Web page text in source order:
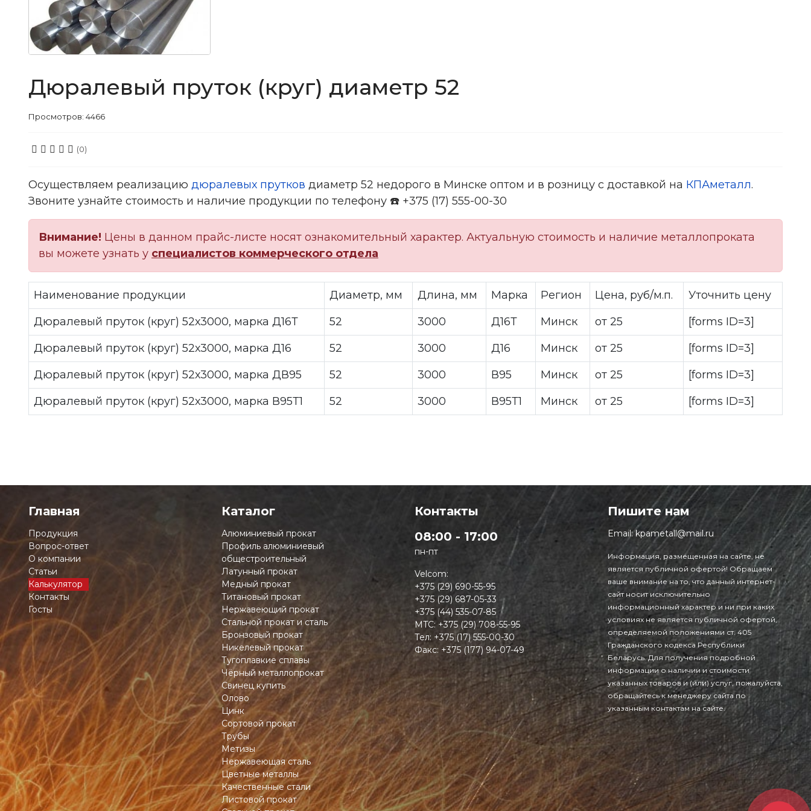
Дюралевый пруток (круг) диаметр 52
Просмотров: 4466
(0)
Осуществляем реализацию дюралевых прутков диаметр 52 недорого в Минске оптом и в розницу с доставкой на КПАметалл.
Звоните узнайте стоимость и наличие продукции по телефону ☎️ +375 (17) 555-00-30
Внимание! Цены в данном прайс-листе носят ознакомительный характер. Актуальную стоимость и наличие металлопроката
вы можете узнать у специалистов коммерческого отдела
Наименование продукции Диаметр, мм Длина, мм Марка Регион Цена, руб/м.п.
Уточнить цену
Дюралевый пруток (круг) 52х3000, марка Д16Т
52 3000 Д16Т Минск от 25
[forms ID=3]
Дюралевый пруток (круг) 52х3000, марка Д16
52 3000 Д16 Минск от 25
[forms ID=3]
Дюралевый пруток (круг) 52х3000, марка ДВ95
52 3000 В95 Минск от 25
[forms ID=3]
Дюралевый пруток (круг) 52х3000, марка В95Т1
52 3000 В95Т1 Минск от 25 [forms ID=3]
Главная
Продукция
Вопрос-ответ
О компании
Статьи
Калькулятор
Контакты
Госты
Каталог
Алюминиевый прокат
Профиль алюминиевый
общестроительный
Латунный прокат
Медный прокат
Титановый прокат
Нержавеющий прокат
Стальной прокат и сталь
Бронзовый прокат
Никелевый прокат
Тугоплавкие сплавы
Чёрный металлопрокат
Свинец купить
Олово
Цинк
Сортовой прокат
Трубы
Метизы
Нержавеющая сталь
Цветные металлы
Качественные стали
Листовой прокат
Контакты
08:00 - 17:00
пн-пт
Velcom:
+375 (29) 690-55-95
+375 (29) 687-05-33
+375 (44) 535-07-85
MTC: +375 (29) 708-55-95
Тел: +375 (17) 555-00-30
Факс: +375 (177) 94-07-49
Пишите нам
Email:kpametall@mail.ru